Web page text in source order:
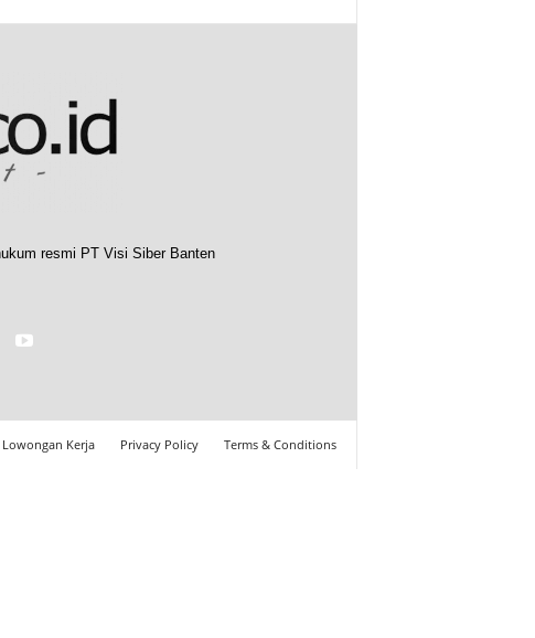
resmi PT Visi Siber Banten
Lowongan Kerja Privacy Policy Terms & Conditions